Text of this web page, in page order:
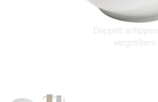
Doppelt antippen
vergrößern